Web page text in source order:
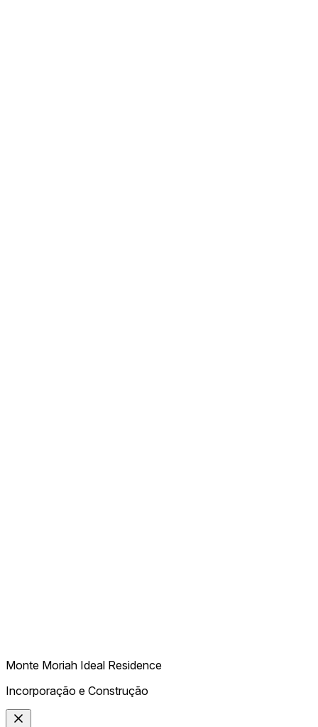
Monte Moriah Ideal Residence
Incorporação e Construção